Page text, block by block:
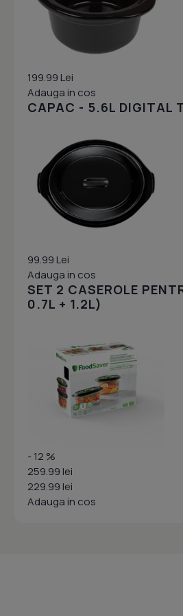
199.99 Lei
Adauga in cos
CAPAC - 5.6L DIGITAL
99.99 Lei
Adauga in cos
SET 2 CASEROLE
0.7L + 1.2L)
- 12 %
259.99 lei
229.99 lei
Adauga in cos